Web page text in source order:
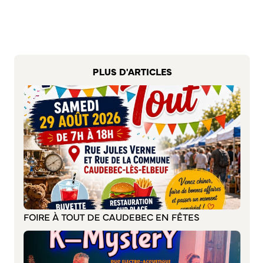
PLUS D'ARTICLES
FOIRE À TOUT DE CAUDEBEC EN FÊTES
Venir à Caudebec
Emménager à Caudebec
Cadre de vie
Parcs et jardins
Entretien durable des espaces verts
Concours des maisons et balcons fleuris
Entretien des haies
Aide à l’achat d’un composteur ou récupérateur d’eau
S’informer
Application